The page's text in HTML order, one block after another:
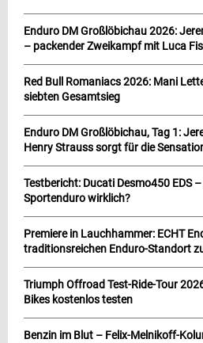
Enduro DM Großlöbichau 2026:
– packender Zweikampf mit Luca
Red Bull Romaniacs 2026: Mani
siebten Gesamtsieg
Enduro DM Großlöbichau, Tag 1:
Henry Strauss sorgt für die
Testbericht: Ducati Desmo450 EDS
Sportenduro wirklich?
Premiere in Lauchhammer: ECHT
traditionsreichen Enduro-Standort
Triumph Offroad Test-Ride-Tour
Bikes kostenlos testen
Benzin im Blut – Felix-Melnikoff-